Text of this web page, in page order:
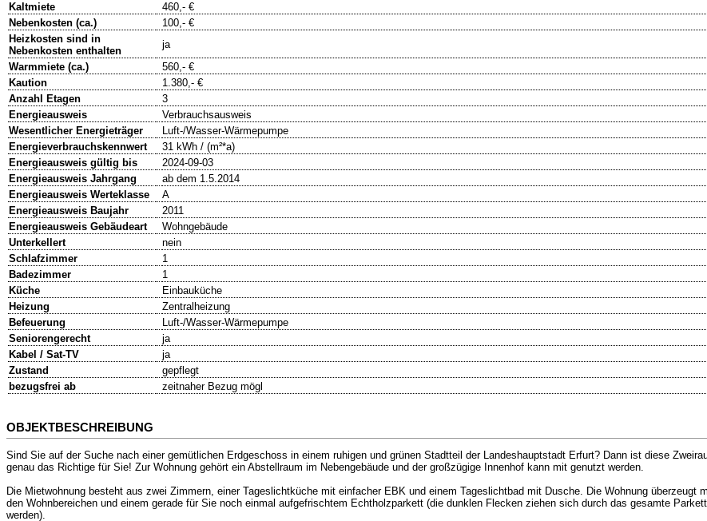
Kaltmiete
460,- €
Nebenkosten (ca.)
100,- €
Heizkosten sind in
Nebenkosten enthalten
ja
Warmmiete (ca.)
560,- €
Kaution
1.380,- €
Anzahl Etagen
3
Energieausweis
Verbrauchsausweis
Wesentlicher Energieträger
Luft-/Wasser-Wärmepumpe
Energieverbrauchskennwert
31 kWh / (m²*a)
Energieausweis gültig bis
2024-09-03
Energieausweis Jahrgang
ab dem 1.5.2014
Energieausweis Werteklasse
A
Energieausweis Baujahr
2011
Energieausweis Gebäudeart
Wohngebäude
Unterkellert
nein
Schlafzimmer
1
Badezimmer
1
Küche
Einbauküche
Heizung
Zentralheizung
Befeuerung
Luft-/Wasser-Wärmepumpe
Seniorengerecht
ja
Kabel / Sat-TV
ja
Zustand
gepflegt
bezugsfrei ab
zeitnaher Bezug mögl
OBJEKTBESCHREIBUNG
Sind Sie auf der Suche nach einer gemütlichen Erdgeschoss in einem ruhigen und grünen Stadtteil der Landeshauptstadt Erfurt? Dann ist diese
genau das Richtige für Sie! Zur Wohnung gehört ein Abstellraum im Nebengebäude und der großzügige Innenhof kann mit genutzt werden.
Die Mietwohnung besteht aus zwei Zimmern, einer Tageslichtküche mit einfacher EBK und einem Tageslichtbad mit Dusche. Die Wohnung überzeugt
den Wohnbereichen und einem gerade für Sie noch einmal aufgefrischtem Echtholzparkett (die dunklen Flecken ziehen sich durch das gesamte
werden).